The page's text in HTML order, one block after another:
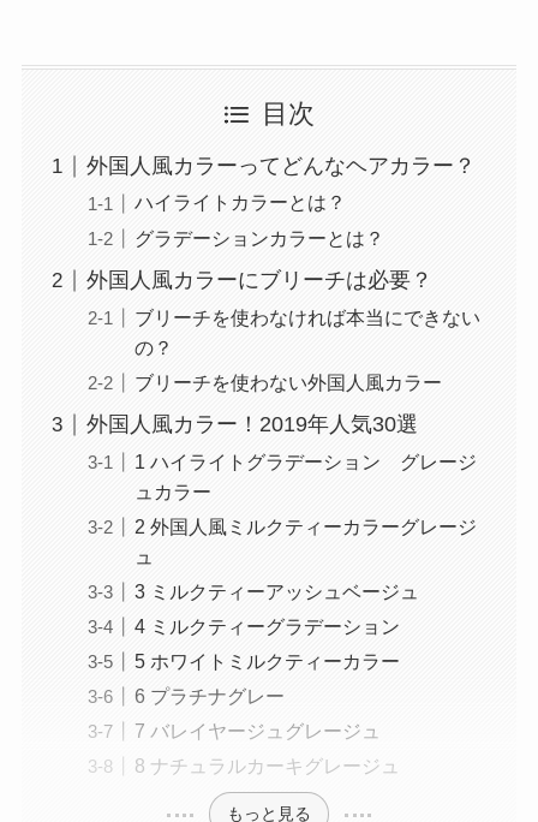
目次
外国人風カラーってどんなヘアカラー？
ハイライトカラーとは？
グラデーションカラーとは？
外国人風カラーにブリーチは必要？
ブリーチを使わなければ本当にできない
の？
ブリーチを使わない外国人風カラー
外国人風カラー！2019年人気30選
1 ハイライトグラデーション グレージ
ュカラー
2 外国人風ミルクティーカラーグレージ
ュ
3 ミルクティーアッシュベージュ
4 ミルクティーグラデーション
5 ホワイトミルクティーカラー
6 プラチナグレー
7 バレイヤージュグレージュ
8 ナチュラルカーキグレージュ
もっと見る